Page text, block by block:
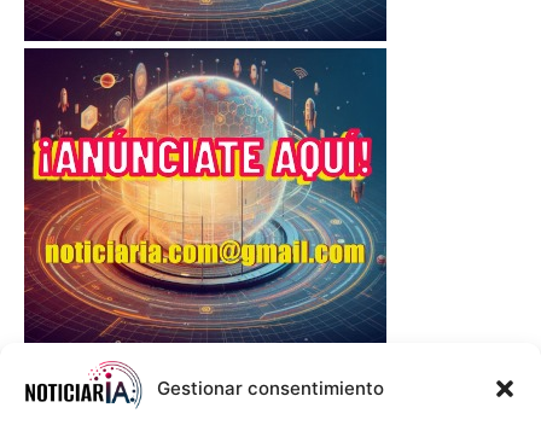
Gestionar consentimiento